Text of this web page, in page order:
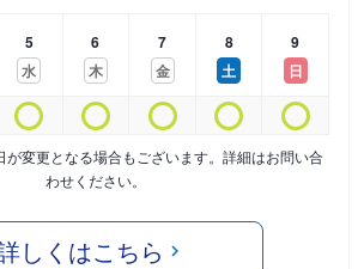
5
水
6
木
7
金
8
土
9
日
が変更となる場合もございます。詳細はお問い合
わせください。
しくはこちら